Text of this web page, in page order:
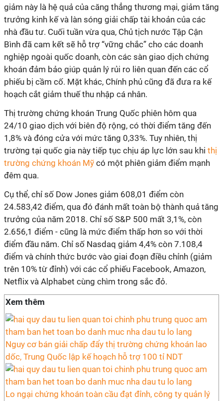
giảm này là hệ quả của căng thẳng thương mại, giảm tăng
trưởng kinh kế và làn sóng giải chấp tài khoản của các
nhà đầu tư. Cuối tuần vừa qua, Chủ tịch nước Tập Cận
Bình đã cam kết sẽ hỗ trợ “vững chắc” cho các doanh
nghiệp ngoài quốc doanh, còn các sàn giao dịch chứng
khoán đảm bảo giúp quản lý rủi ro liên quan đến các cổ
phiếu bị cầm cố. Mặt khác, Chính phủ cũng đã đưa ra kế
hoạch cắt giảm thuế thu nhập cá nhân.
Thị trường chứng khoán Trung Quốc phiên hôm qua
24/10 giao dịch với biên độ rộng, có thời điểm tăng đến
1,8% và đóng cửa với mức tăng 0,33%. Tuy nhiên, thị
trường tại quốc gia này tiếp tục chịu áp lực lớn sau khi thị
trường chứng khoán Mỹ có một phiên giảm điểm mạnh
đêm qua.
Cụ thể, chỉ số Dow Jones giảm 608,01 điểm còn
24.583,42 điểm, qua đó đánh mất toàn bộ thành quả tăng
trưởng của năm 2018. Chỉ số S&P 500 mất 3,1%, còn
2.656,1 điểm - cũng là mức điểm thấp hơn so với thời
điểm đầu năm. Chỉ số Nasdaq giảm 4,4% còn 7.108,4
điểm và chính thức bước vào giai đoạn điều chỉnh (giảm
trên 10% từ đỉnh) với các cổ phiếu Facebook, Amazon,
Netflix và Alphabet cùng chìm trong sắc đỏ.
Xem thêm
Nguy cơ bán giải chấp đẩy thị trường chứng khoán lao
dốc, Trung Quốc lập kế hoạch hỗ trợ 100 tỉ NDT
Lo ngại chứng khoán toàn cầu đạt đỉnh, công ty quản lý